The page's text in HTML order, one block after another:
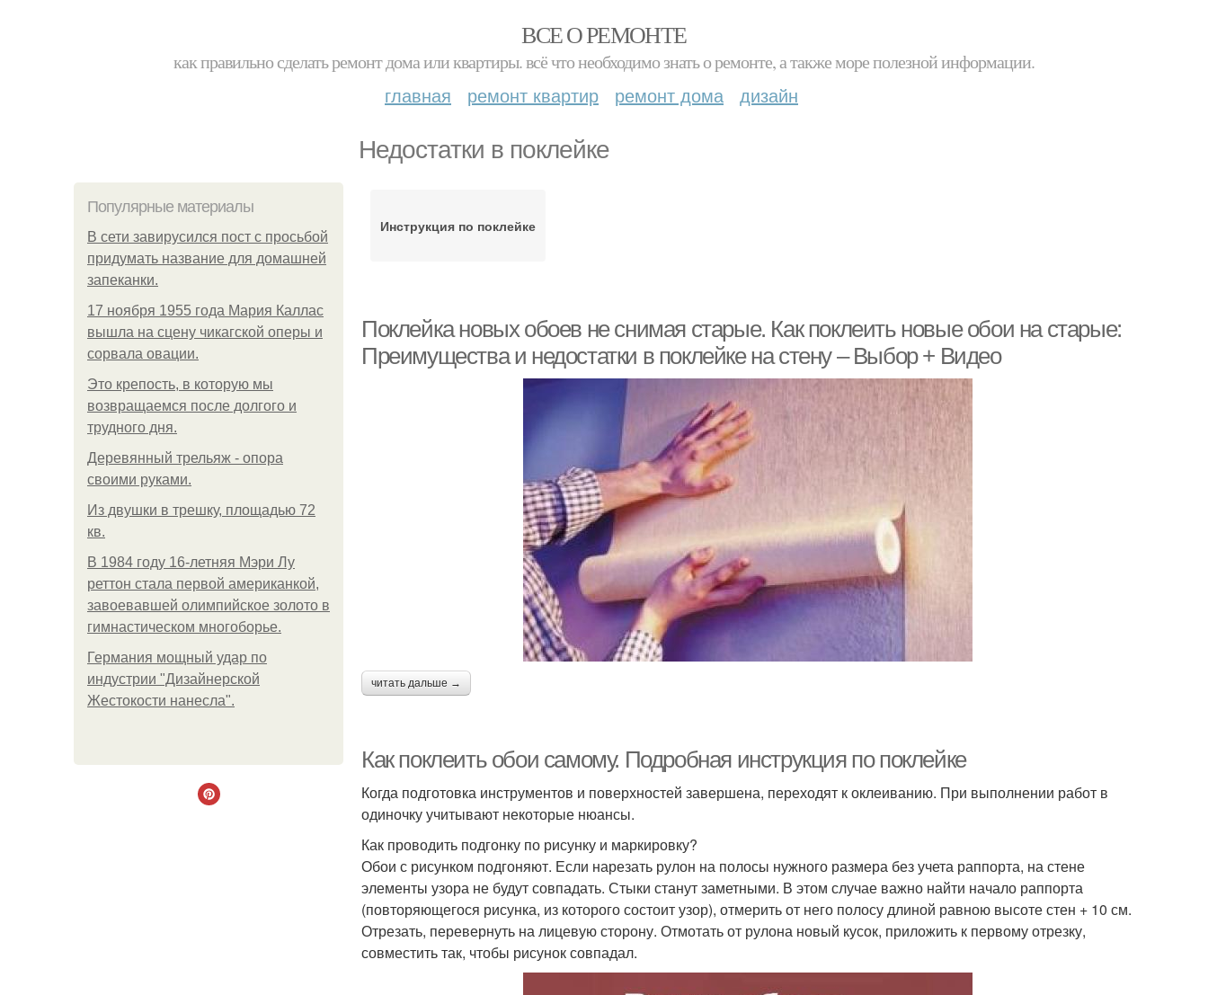
ВСЕ О РЕМОНТЕ
как правильно сделать ремонт дома или квартиры. всё что необходимо знать о ремонте, а также море полезной информации.
главная ремонт квартир ремонт дома дизайн
Недостатки в поклейке
Популярные материалы
В сети завирусился пост с просьбой
придумать название для домашней
запеканки.
17 ноября 1955 года Мария Каллас
вышла на сцену чикагской оперы и
сорвала овации.
Это крепость, в которую мы
возвращаемся после долгого и
трудного дня.
Деревянный трельяж - опора
своими руками.
Из двушки в трешку, площадью 72
кв.
В 1984 году 16-летняя Мэри Лу
реттон стала первой американкой,
завоевавшей олимпийское золото в
гимнастическом многоборье.
Германия мощный удар по
индустрии "Дизайнерской
Жестокости нанесла".
Инструкция по поклейке
Поклейка новых обоев не снимая старые. Как поклеить новые обои на старые:
Преимущества и недостатки в поклейке на стену – Выбор + Видео
читать дальше →
Как поклеить обои самому. Подробная инструкция по поклейке
Когда подготовка инструментов и поверхностей завершена, переходят к оклеиванию. При выполнении работ в
одиночку учитывают некоторые нюансы.
Как проводить подгонку по рисунку и маркировку?
Обои с рисунком подгоняют. Если нарезать рулон на полосы нужного размера без учета раппорта, на стене
элементы узора не будут совпадать. Стыки станут заметными. В этом случае важно найти начало раппорта
(повторяющегося рисунка, из которого состоит узор), отмерить от него полосу длиной равною высоте стен + 10 см.
Отрезать, перевернуть на лицевую сторону. Отмотать от рулона новый кусок, приложить к первому отрезку,
совместить так, чтобы рисунок совпадал.